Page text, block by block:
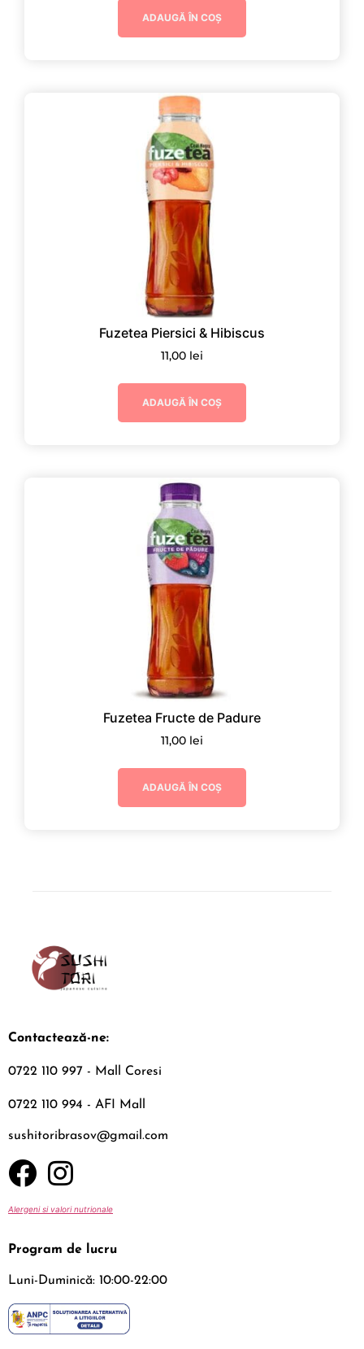
ADAUGĂ ÎN COȘ
Fuzetea Piersici & Hibiscus
11,00 lei
ADAUGĂ ÎN COȘ
Fuzetea Fructe de Padure
11,00 lei
ADAUGĂ ÎN COȘ
Contactează-ne:
0722 110 997 - Mall Coresi
0722 110 994 - AFI Mall
sushitoribrasov@gmail.com
Alergeni si valori nutrionale
Program de lucru
Luni-Duminică: 10:00-22:00